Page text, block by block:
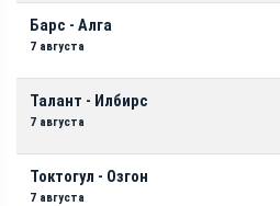
Барс - Алга
7 августа
Талант - Илбирс
7 августа
Токтогул - Озгон
7 августа